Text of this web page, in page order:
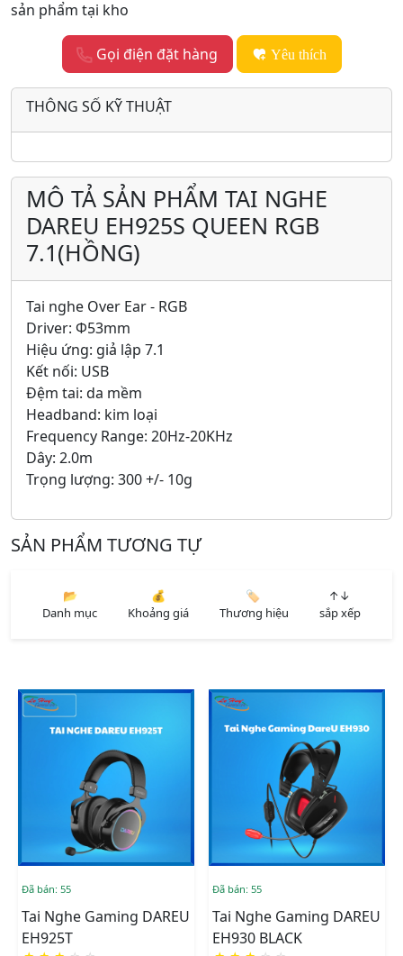
sản phẩm tại kho
Gọi điện đặt hàng Yêu thích
THÔNG SỐ KỸ THUẬT
MÔ TẢ SẢN PHẨM TAI NGHE
DAREU EH925S QUEEN RGB
7.1(HỒNG)
Tai nghe Over Ear - RGB
Driver: Φ53mm
Hiệu ứng: giả lập 7.1
Kết nối: USB
Đệm tai: da mềm
Headband: kim loại
Frequency Range: 20Hz-20KHz
Dây: 2.0m
Trọng lượng: 300 +/- 10g
SẢN PHẨM TƯƠNG TỰ
📂
Danh mục
💰
Khoảng giá
🏷️
Thương hiệu
↑↓
sắp xếp
Đã bán: 55
Tai Nghe Gaming DAREU
EH925T
Đã bán: 55
Tai Nghe Gaming DAREU
EH930 BLACK